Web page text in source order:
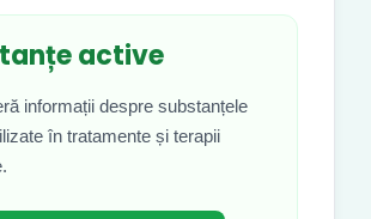
active
informații despre substanțele
în tratamente și terapii